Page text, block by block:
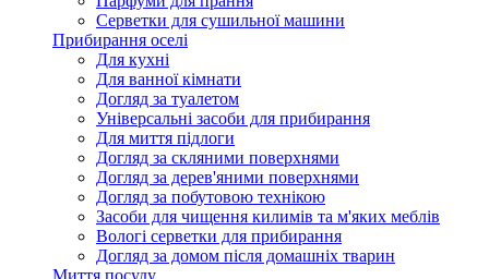
Серветки для сушильної машини
Прибирання оселі
Для кухні
Для ванної кімнати
Догляд за туалетом
Універсальні засоби для прибирання
Для миття підлоги
Догляд за скляними поверхнями
Догляд за дерев'яними поверхнями
Догляд за побутовою технікою
Засоби для чищення килимів та м'яких меблів
Вологі серветки для прибирання
Догляд за домом після домашніх тварин
Миття посуду